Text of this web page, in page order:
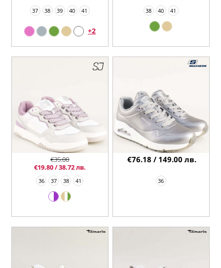
37 38 39 40 41
+2
38 40 41
36 37 38 41
€35.00
€19.80 / 38.72 лв.
36
€76.18 / 149.00 лв.